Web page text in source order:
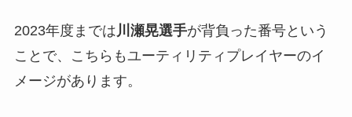
2023年度までは 川瀬晃選手が背負った番号という
ことで、こちらもユーティリティプレイヤーのイ
メージがあります。